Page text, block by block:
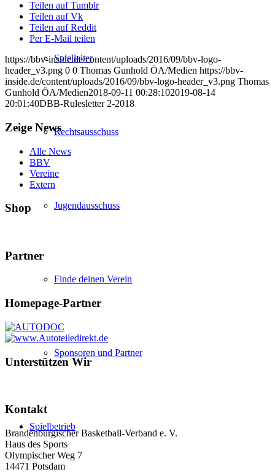
Spielleiter
Rechtsausschuss
Jugendausschuss
Finde deinen Verein
Sponsoren und Partner
Spielbetrieb
Teilen auf Tumblr
Teilen auf Vk
Teilen auf Reddit
Per E-Mail teilen
https://bbv-inside.de/content/uploads/2016/09/bbv-logo-
header_v3.png 0 0 Thomas Gunhold ÖA/Medien https://bbv-
inside.de/content/uploads/2016/09/bbv-logo-header_v3.png Thomas
Gunhold ÖA/Medien2018-09-11 00:28:102019-08-14
20:01:40DBB-Rulesletter 2-2018
Zeige News
Alle News
BBV
Vereine
Extern
Shop
Partner
Homepage-Partner
Unterstützen Wir
Kontakt
Brandenburgischer Basketball-Verband e. V.
Haus des Sports
Olympischer Weg 7
14471 Potsdam